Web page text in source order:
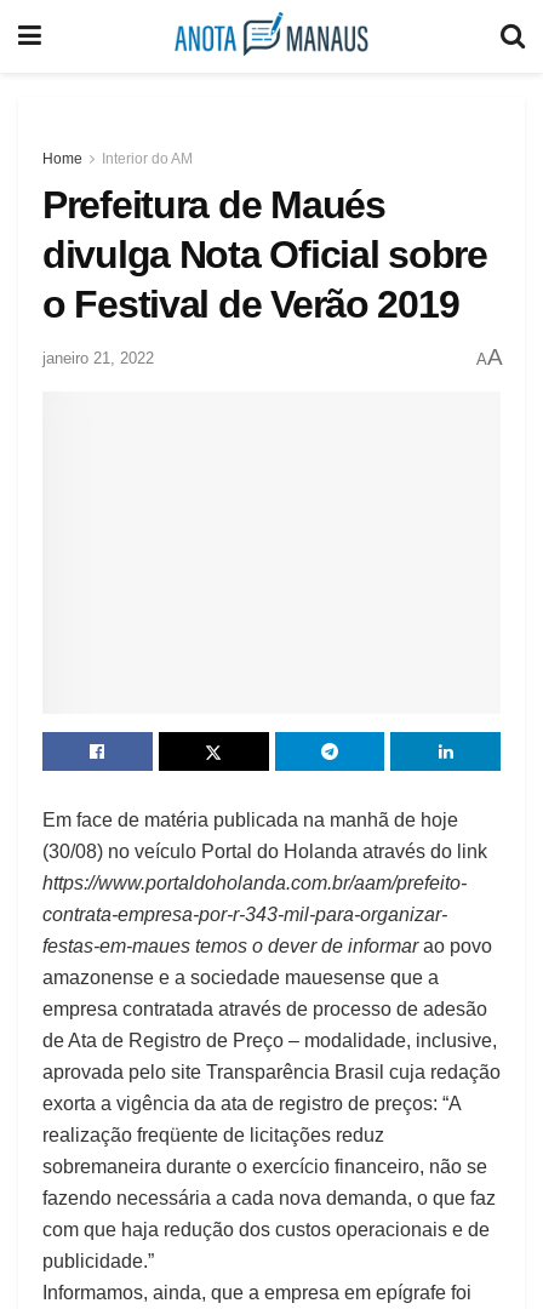
Home Interior do AM
Prefeitura de Maués
divulga Nota Oficial sobre
o Festival de Verão 2019
janeiro 21, 2022 AA
Em face de matéria publicada na manhã de hoje
(30/08) no veículo Portal do Holanda através do link
https://www.portaldoholanda.com.br/aam/prefeito-
contrata-empresa-por-r-343-mil-para-organizar-
festas-em-maues temos o dever de informarao povo
amazonense e a sociedade mauesense que a
empresa contratada através de processo de adesão
de Ata de Registro de Preço – modalidade, inclusive,
aprovada pelo site Transparência Brasil cuja redação
exorta a vigência da ata de registro de preços: “A
realização freqüente de licitações reduz
sobremaneira durante o exercício financeiro, não se
fazendo necessária a cada nova demanda, o que faz
com que haja redução dos custos operacionais e de
publicidade.”
Informamos, ainda, que a empresa em epígrafe foi